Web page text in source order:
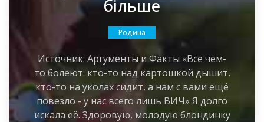
більше
Родина
Источник: Аргументы и Факты «Все чем-
то болеют: кто-то над картошкой дышит,
кто-то на уколах сидит, а нам с вами ещё
повезло - у нас всего лишь ВИЧ» Я долго
искала её. Здоровую, молодую блондинку